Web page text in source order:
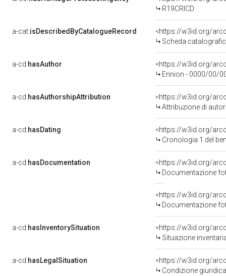
R19CRICD
a-cat:isDescribedByCatalogueRecord
<https://w3id.org/
Scheda
a-cd:hasAuthor
<https://w3id.org/
Ennion - 0000/00/
a-cd:hasAuthorshipAttribution
<https://w3id.org/
Attribuzione di
a-cd:hasDating
<https://w3id.org/
Cronologia 1 del
a-cd:hasDocumentation
Documentazione
Documentazione
a-cd:hasInventorySituation
<https://w3id.org/
Situazione
a-cd:hasLegalSituation
Condizione